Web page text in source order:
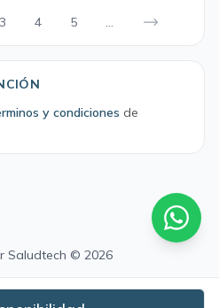
3 4 5 ...
y condiciones de
Saludtech © 2026